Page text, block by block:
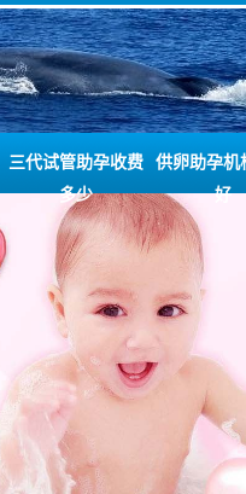
三代试管助孕收费
多少
供卵助孕机
好